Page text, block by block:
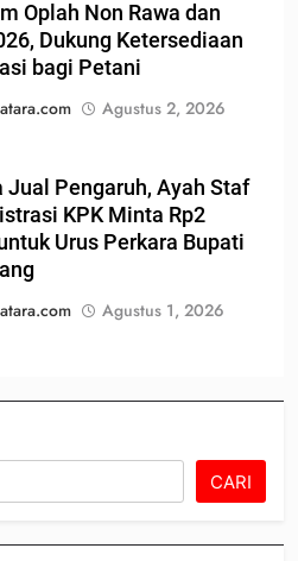
Oplah Non Rawa dan
Dukung Ketersediaan
bagi Petani
Agustus 2, 2026
Jual Pengaruh, Ayah Staf
KPK Minta Rp2
Urus Perkara Bupati
Agustus 1, 2026
CARI